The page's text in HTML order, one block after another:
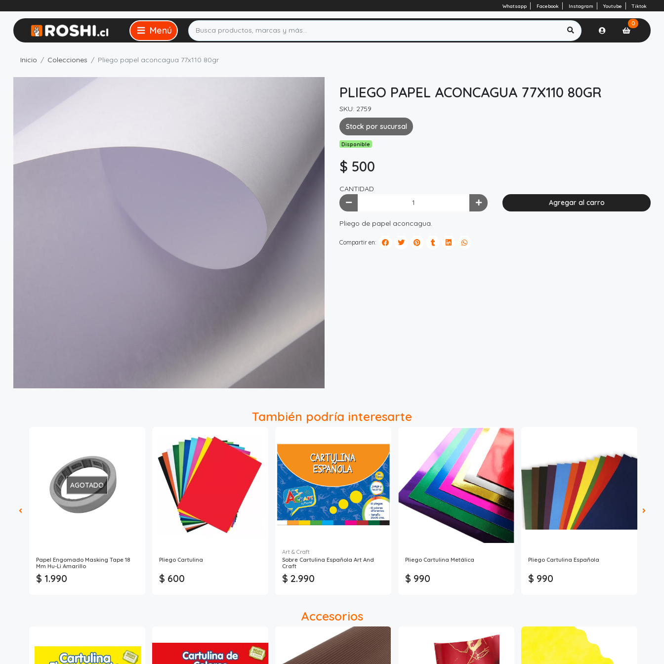
Whatsapp Facebook Instagram Youtube Tiktok
0
Inicio Colecciones Pliego papel aconcagua 77x110 80gr
PLIEGO PAPEL ACONCAGUA 77X110 80GR
SKU: 2759
Stock por sucursal
Disponible
$ 500
CANTIDAD
Agregar al carro
Pliego de papel aconcagua.
Compartir en:
También podría interesarte
AGOTADO
Papel Engomado Masking Tape 18
Mm Hu-Li Amarillo
$ 1.990
Pliego Cartulina
$ 600
Art & Craft
Sobre Cartulina Española Art And
Craft
$ 2.990
Pliego Cartulina Metálica
$ 990
Pliego Cartulina Española
$ 990
Accesorios